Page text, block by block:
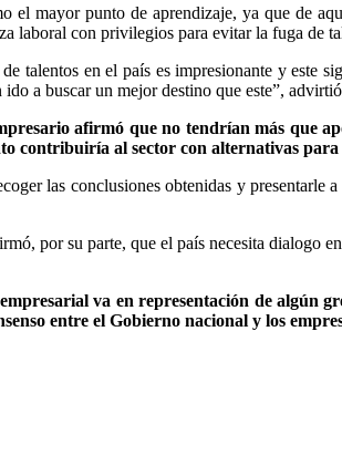
mayor punto de aprendizaje, ya que de
laboral con privilegios para evitar la fuga de
talentos en el país es impresionante y este
a buscar un mejor destino que este”,
afirmó que no tendrían más que
contribuiría al sector con alternativas
las conclusiones obtenidas y presentarle
por su parte, que el país necesita dialogo
va en representación de algún
entre el Gobierno nacional y los